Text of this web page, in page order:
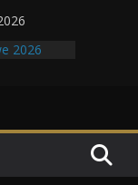
2026
Bestii